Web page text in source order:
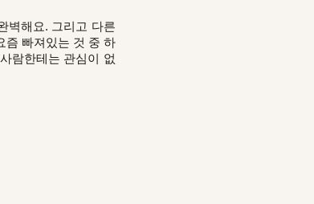
벽해요. 그리고 다른
즘 빠져있는 것 중 하
람한테는 관심이 없